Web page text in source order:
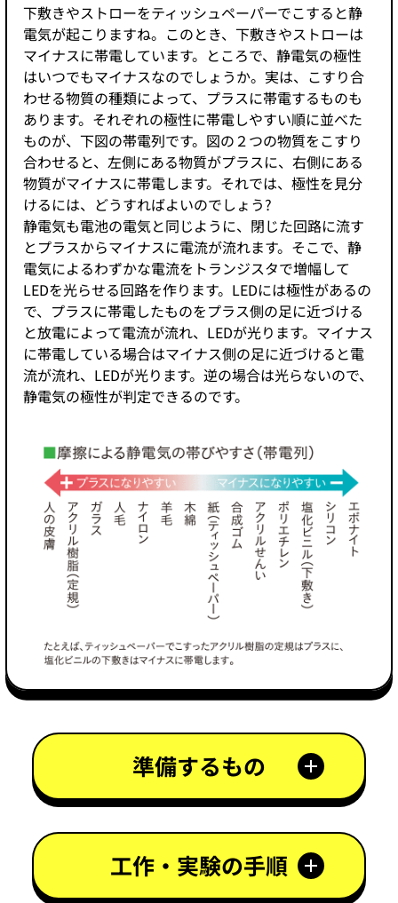
下敷きやストローをティッシュペーパーでこすると静
電気が起こりますね。このとき、下敷きやストローは
マイナスに帯電しています。ところで、静電気の極性
はいつでもマイナスなのでしょうか。実は、こすり合
わせる物質の種類によって、プラスに帯電するものも
あります。それぞれの極性に帯電しやすい順に並べた
ものが、下図の帯電列です。図の２つの物質をこすり
合わせると、左側にある物質がプラスに、右側にある
物質がマイナスに帯電します。それでは、極性を見分
けるには、どうすればよいのでしょう?
静電気も電池の電気と同じように、閉じた回路に流す
とプラスからマイナスに電流が流れます。そこで、静
電気によるわずかな電流をトランジスタで増幅して
LEDを光らせる回路を作ります。LEDには極性があるの
で、プラスに帯電したものをプラス側の足に近づける
と放電によって電流が流れ、LEDが光ります。マイナス
に帯電している場合はマイナス側の足に近づけると電
流が流れ、LEDが光ります。逆の場合は光らないので、
静電気の極性が判定できるのです。
準備するもの
工作・実験の手順